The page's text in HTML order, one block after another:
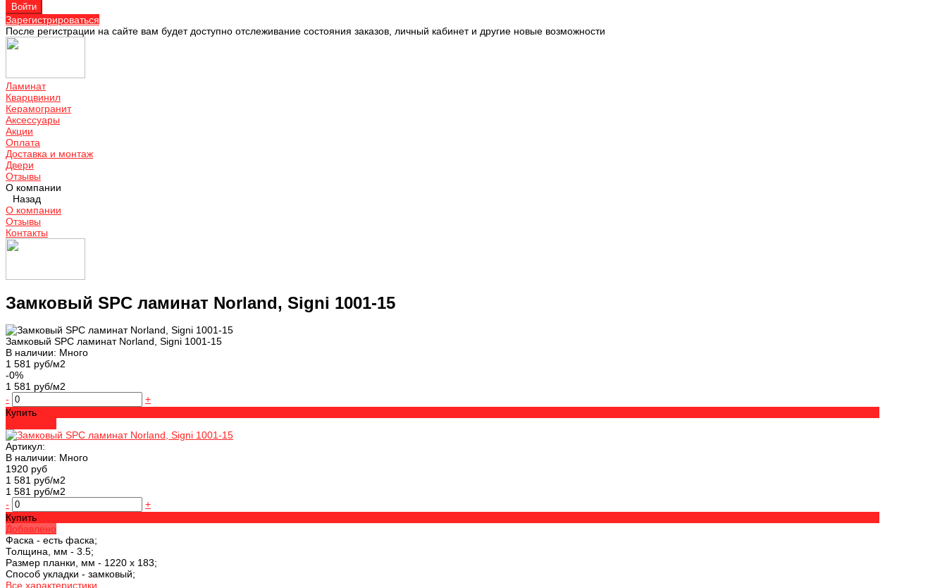
Зарегистрироваться
После регистрации на сайте вам будет доступно отслеживание состояния заказов, личный кабинет и другие новые возможности
Ламинат
Кварцвинил
Керамогранит
Аксессуары
Акции
Оплата
Доставка и монтаж
Двери
Отзывы
О компании
Назад
О компании
Отзывы
Контакты
Замковый SPC ламинат Norland, Signi 1001-15
Замковый SPC ламинат Norland, Signi 1001-15
В наличии: Много
1 581 руб/м2
-0%
1 581 руб/м2
-
+
Купить
Артикул:
В наличии: Много
1920 руб
1 581 руб/м2
1 581 руб/м2
-
+
Купить
Добавлено
Фаска - есть фаска;
Толщина, мм - 3.5;
Размер планки, мм - 1220 х 183;
Способ укладки - замковый;
Все характеристики